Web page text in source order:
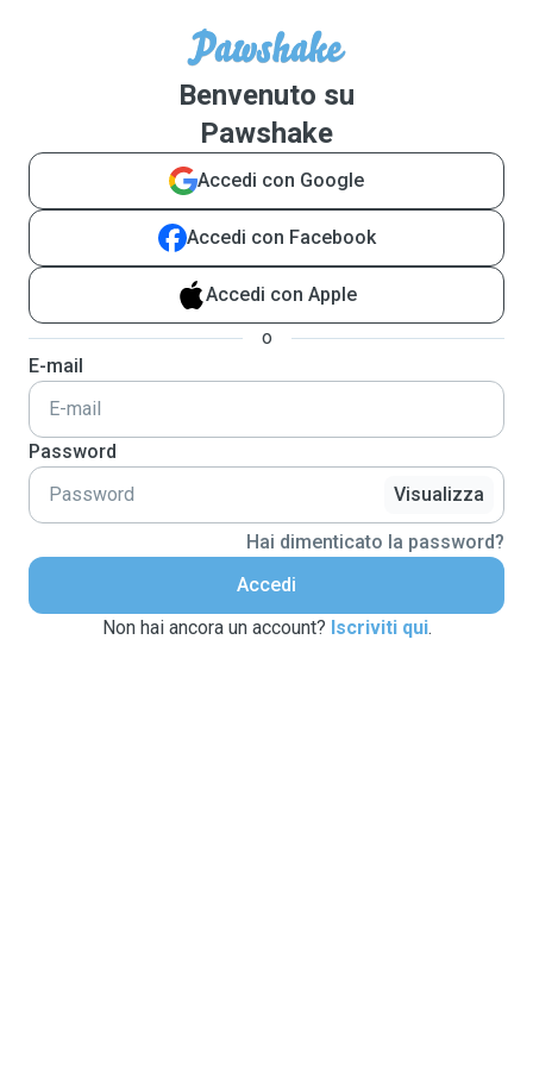
Benvenuto su
Pawshake
Accedi con Google
Accedi con Facebook
Accedi con Apple
o
E-mail
Password
Visualizza
Hai dimenticato la password?
Accedi
Non hai ancora un account? Iscriviti qui.